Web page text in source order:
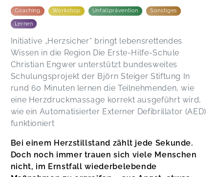
Coaching Workshop Unfallprävention Sonstiges
Lernen
Initiative „Herzsicher“ bringt lebensrettendes
Wissen in die Region Die Erste-Hilfe-Schule
Christian Engwer unterstützt bundesweites
Schulungsprojekt der Björn Steiger Stiftung In
rund 60 Minuten lernen die Teilnehmenden, wie
eine Herzdruckmassage korrekt ausgeführt wird,
wie ein Automatisierter Externer Defibrillator (AED)
funktioniert
Bei einem Herzstillstand zählt jede Sekunde.
Doch noch immer trauen sich viele Menschen
nicht, im Ernstfall wiederbelebende